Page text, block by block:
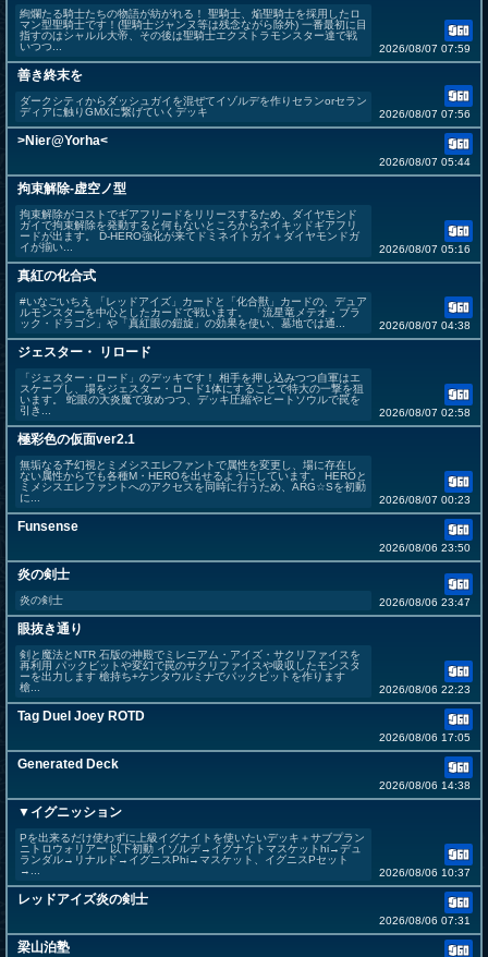
絢爛たる騎士たちの物語が紡がれる！ 聖騎士、焔聖騎士を採用したロ
マン型聖騎士です！(聖騎士ジャンヌ等は残念ながら除外) 一番最初に目
指すのはシャルル大帝、その後は聖騎士エクストラモンスター達で戦
いつつ...
2026/08/07 07:59
善き終末を
ダークシティからダッシュガイを混ぜてイゾルデを作りセランorセラン
ディアに触りGMXに繋げていくデッキ
2026/08/07 07:56
>Nier@Yorha<
2026/08/07 05:44
拘束解除-虚空ノ型
拘束解除がコストでギアフリードをリリースするため、ダイヤモンド
ガイで拘束解除を発動すると何もないところからネイキッドギアフリ
ードが出ます。 D-HERO強化が来てドミネイトガイ＋ダイヤモンドガ
イが揃い...
2026/08/07 05:16
真紅の化合式
#いなごいちえ 「レッドアイズ」カードと「化合獣」カードの、デュア
ルモンスターを中心としたカードで戦います。 「流星竜メテオ・ブラ
ック・ドラゴン」や「真紅眼の鎧旋」の効果を使い、墓地では通...
2026/08/07 04:38
ジェスター・ リロード
「ジェスター・ロード」のデッキです！ 相手を押し込みつつ自軍はエ
スケープし、場をジェスター・ロード1体にすることで特大の一撃を狙
います。 蛇眼の大炎魔で攻めつつ、デッキ圧縮やヒートソウルで罠を
引き...
2026/08/07 02:58
極彩色の仮面ver2.1
無垢なる予幻視とミメシスエレファントで属性を変更し、場に存在し
ない属性からでも各種M・HEROを出せるようにしています。 HEROと
ミメシスエレファントへのアクセスを同時に行うため、ARG☆Sを初動
に...
2026/08/07 00:23
Funsense
2026/08/06 23:50
炎の剣士
炎の剣士 2026/08/06 23:47
眼抜き通り
剣と魔法とNTR 石版の神殿でミレニアム・アイズ・サクリファイスを
再利用 パックビットや変幻で罠のサクリファイスや吸収したモンスタ
ーを出力します 槍持ち+ケンタウルミナでパックビットを作ります
槍...
2026/08/06 22:23
Tag Duel Joey ROTD
2026/08/06 17:05
Generated Deck
2026/08/06 14:38
▼イグニッション
Pを出来るだけ使わずに上級イグナイトを使いたいデッキ＋サブプラン
ニトロウォリアー 以下初動 イゾルデ→イグナイトマスケットhi→デュ
ランダル→リナルド→イグニスPhi→マスケット、イグニスPセット
→...
2026/08/06 10:37
レッドアイズ炎の剣士
2026/08/06 07:31
梁山泊塾